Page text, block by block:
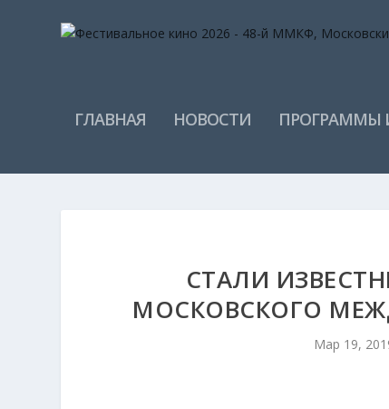
ГЛАВНАЯ НОВОСТИ
СТАЛИ
МОСКОВСКОГО
Мар 19,